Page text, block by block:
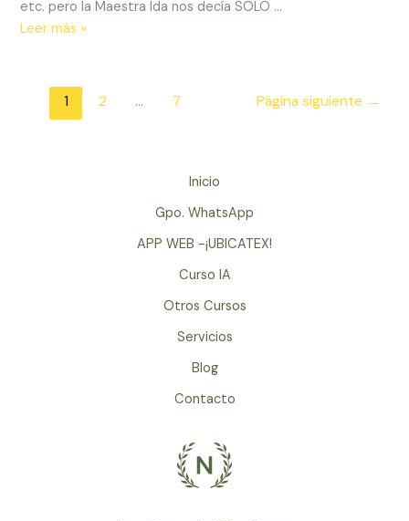
etc. pero la Maestra Ida nos decía SOLO …
REDACTA
HAZLE
Leer más »
Paginación1 2 … 7 Página siguiente →
Inicio
Gpo. WhatsApp
APP WEB -¡UBICATEX!
Curso IA
Otros Cursos
Servicios
Blog
Contacto